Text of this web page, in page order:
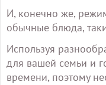
И, конечно же,
обычные блюда,
Используя
для вашей семьи и
времени, поэтому